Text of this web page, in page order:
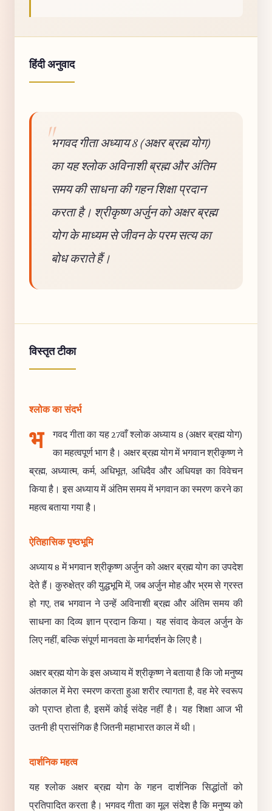
हिंदी अनुवाद
भगवद गीता अध्याय 8 (अक्षर ब्रह्म योग)
का यह श्लोक अविनाशी ब्रह्म और अंतिम
समय की साधना की गहन शिक्षा प्रदान
करता है। श्रीकृष्ण अर्जुन को अक्षर ब्रह्म
योग के माध्यम से जीवन के परम सत्य का
बोध कराते हैं।
विस्तृत टीका
श्लोक का संदर्भ
भ
गवद गीता का यह 27वाँ श्लोक अध्याय 8 (अक्षर ब्रह्म योग)
का महत्वपूर्ण भाग है। अक्षर ब्रह्म योग में भगवान श्रीकृष्ण ने
ब्रह्म, अध्यात्म, कर्म, अधिभूत, अधिदैव और अधियज्ञ का विवेचन
किया है। इस अध्याय में अंतिम समय में भगवान का स्मरण करने का
महत्व बताया गया है।
ऐतिहासिक पृष्ठभूमि
अध्याय 8 में भगवान श्रीकृष्ण अर्जुन को अक्षर ब्रह्म योग का उपदेश
देते हैं। कुरुक्षेत्र की युद्धभूमि में, जब अर्जुन मोह और भ्रम से ग्रस्त
हो गए, तब भगवान ने उन्हें अविनाशी ब्रह्म और अंतिम समय की
साधना का दिव्य ज्ञान प्रदान किया। यह संवाद केवल अर्जुन के
लिए नहीं, बल्कि संपूर्ण मानवता के मार्गदर्शन के लिए है।
अक्षर ब्रह्म योग के इस अध्याय में श्रीकृष्ण ने बताया है कि जो मनुष्य
अंतकाल में मेरा स्मरण करता हुआ शरीर त्यागता है, वह मेरे स्वरूप
को प्राप्त होता है, इसमें कोई संदेह नहीं है। यह शिक्षा आज भी
उतनी ही प्रासंगिक है जितनी महाभारत काल में थी।
दार्शनिक महत्व
यह श्लोक अक्षर ब्रह्म योग के गहन दार्शनिक सिद्धांतों को
प्रतिपादित करता है। भगवद गीता का मूल संदेश है कि मनुष्य को